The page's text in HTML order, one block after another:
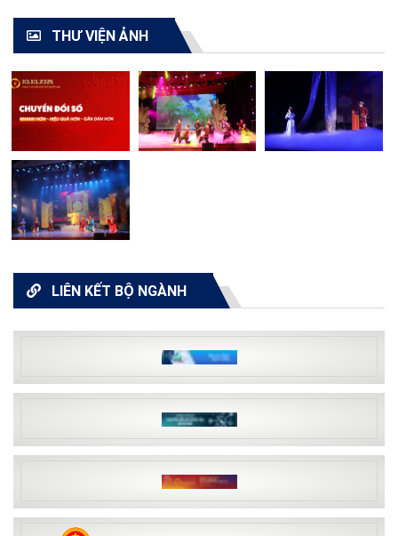
THƯ VIỆN ẢNH
LIÊN KẾT BỘ NGÀNH